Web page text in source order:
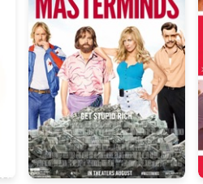
6.2 5.8